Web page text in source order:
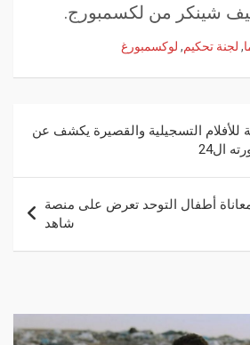
جيف شينكر من لكسمبورج.
, لجنة تحكيم, لوكسمبورغ
للأفلام التسجيلية والقصيرة يكشف عن
ال24
أطفال التوحد تعرض على منصة
شاهد